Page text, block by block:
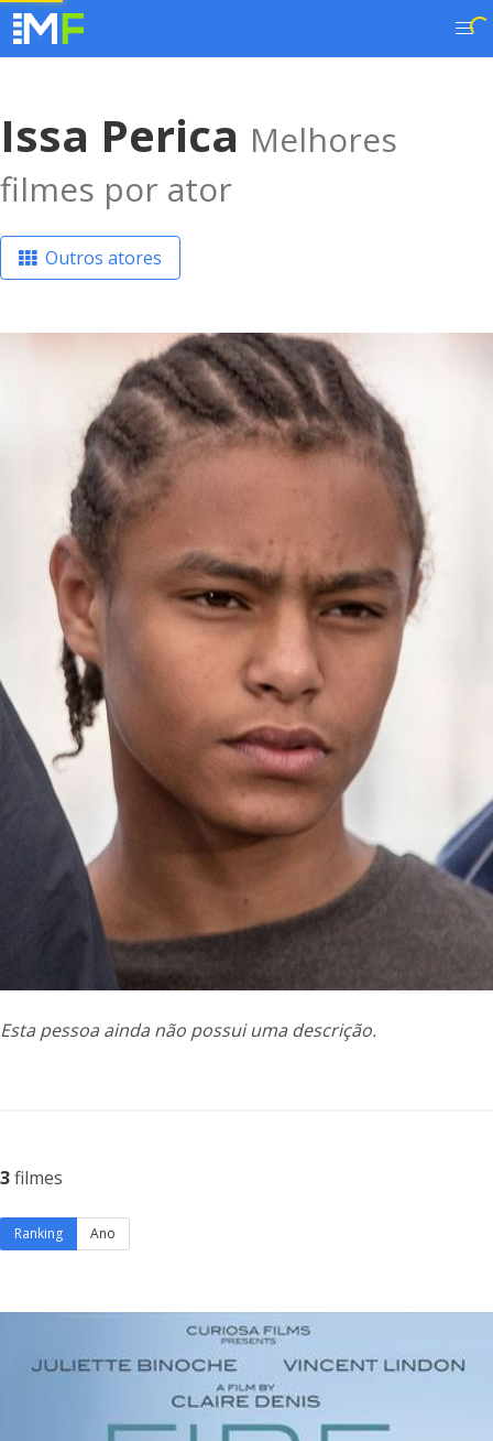
Issa Perica Melhores
filmes por ator
Outros atores
Esta pessoa ainda não possui uma descrição.
3filmes
Ranking Ano